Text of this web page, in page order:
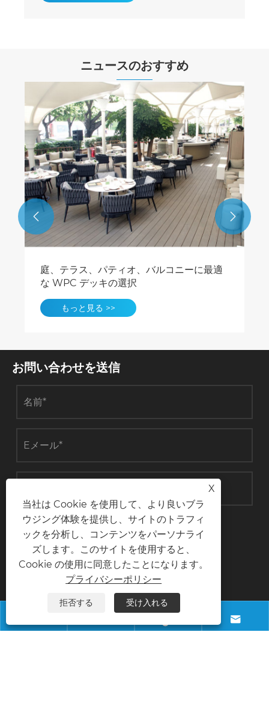
ニュースのおすすめ
8種類の外壁仕上げ材料| Necowoodガイド
 
お問い合わせを送信
送信
電話

X
当社は Cookie を使用して、より良いブラ
ウジング体験を提供し、サイトのトラフィ
ックを分析し、コンテンツをパーソナライ
ズします。このサイトを使用すると、
Cookie の使用に同意したことになります。
プライバシーポリシー
拒否する 受け入れる